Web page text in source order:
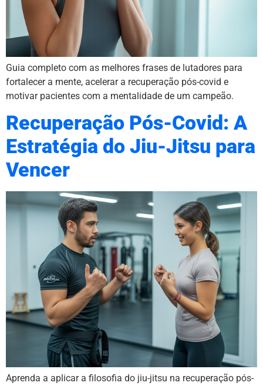
Guia completo com as melhores frases de lutadores para
fortalecer a mente, acelerar a recuperação pós-covid e
motivar pacientes com a mentalidade de um campeão.
Recuperação Pós-Covid: A
Estratégia do Jiu-Jitsu para
Vencer
Aprenda a aplicar a filosofia do jiu-jitsu na recuperação pós-